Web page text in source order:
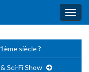
siècle ?
Sci-Fi Show